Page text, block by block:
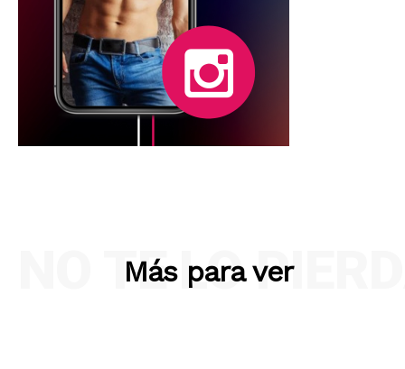
Más para ver
NO TE LO